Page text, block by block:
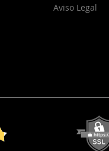
Aviso Legal